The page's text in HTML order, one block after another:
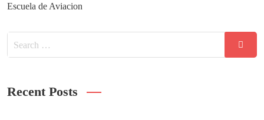
Escuela de Aviacion
Recent Posts